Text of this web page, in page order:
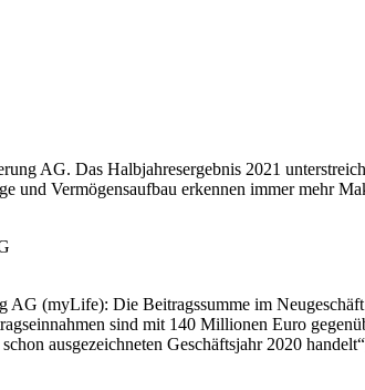
AG. Das Halbjahresergebnis 2021
und Vermögensaufbau erkennen immer mehr
(myLife): Die Beitragssumme im
sind mit 140 Millionen Euro
ausgezeichneten Geschäftsjahr 2020